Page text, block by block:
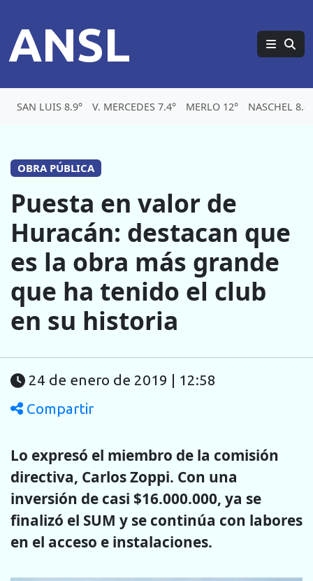
ANSL
SAN LUIS 8.9° V. MERCEDES 7.4° MERLO 12° NASCHEL 8.8°
OBRA PÚBLICA
Puesta en valor de
Huracán: destacan que
es la obra más grande
que ha tenido el club
en su historia
24 de enero de 2019 | 12:58
Compartir
Lo expresó el miembro de la comisión
directiva, Carlos Zoppi. Con una
inversión de casi $16.000.000, ya se
finalizó el SUM y se continúa con labores
en el acceso e instalaciones.